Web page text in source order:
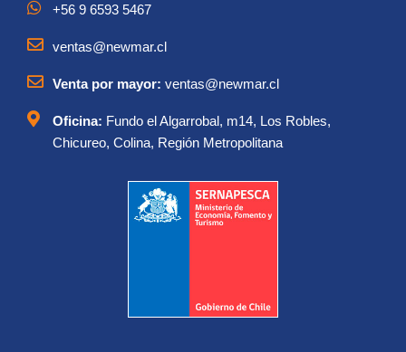
+56 9 6593 5467
ventas@newmar.cl
Venta por mayor: ventas@newmar.cl
Oficina: Fundo el Algarrobal, m14, Los Robles,
Chicureo, Colina, Región Metropolitana